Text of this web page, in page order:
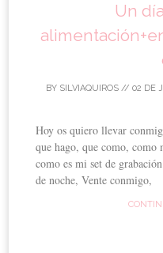
Un
BY SILVIAQUIROS // 02 DE
Hoy os quiero llevar
que hago, que como, como
como es mi set de
de noche, Vente conmigo,